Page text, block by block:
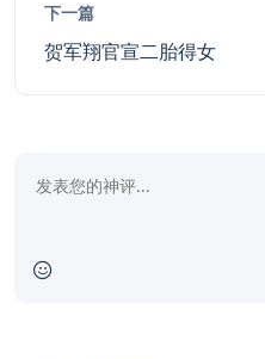
下一篇
贺军翔官宣二胎得女